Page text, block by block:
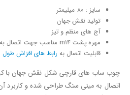
سایز : 80 میلیمتر
تولید نقش جهان
آج های منظم و تیز
مهره پشت m14 مناسب جهت اتصال به مینی فرز
قابلیت اتصال به رابط های افزاش طول
اتصال به مینی سنگ طراحی شده و کاربرد